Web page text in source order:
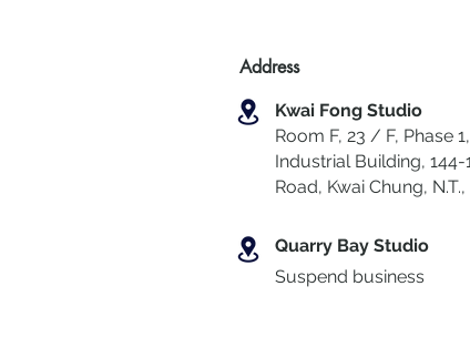
Address
Kwai Fong Studio
Room F, 23 / F, Phase
Industrial Building, 144-
Road, Kwai Chung,
Quarry Bay Studio
Suspend business